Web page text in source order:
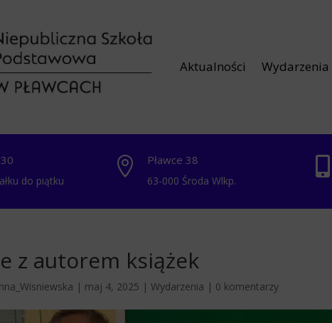
Aktualności Wydarzenia
do piątku
 Pławce 38
63-000 Środa Wlkp.

z autorem książek
| maj 4, 2025 |Wydarzenia | 0 komentarzy